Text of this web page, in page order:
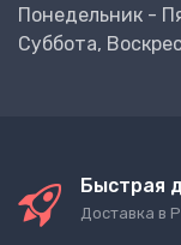
Понедельник -
Суббота,
Быстрая
Доставка в